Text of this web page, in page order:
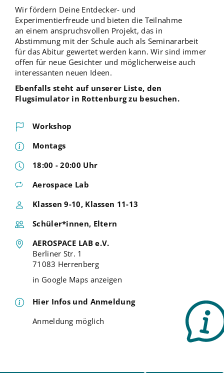
Wir fördern Deine Entdecker- und
Experimentierfreude und bieten die Teilnahme
an einem anspruchsvollen Projekt, das in
Abstimmung mit der Schule auch als Seminararbeit
für das Abitur gewertet werden kann. Wir sind immer
offen für neue Gesichter und möglicherweise auch
interessanten neuen Ideen.
Ebenfalls steht auf unserer Liste, den
Flugsimulator in Rottenburg zu besuchen.
Workshop
Montags
18:00 - 20:00 Uhr
Aerospace Lab
Klassen 9-10, Klassen 11-13
Schüler*innen, Eltern
AEROSPACE LAB e.V.
Berliner Str. 1
71083 Herrenberg
in Google Maps anzeigen
Hier Infos und Anmeldung
Anmeldung möglich